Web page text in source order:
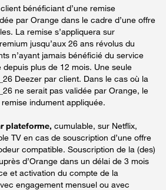
bénéficiant d’une remise
par Orange dans le cadre d’une offre
La remise s’appliquera sur
jusqu’aux 26 ans révolus du
n’ayant jamais bénéficié du service
depuis plus de 12 mois. Une seule
Deezer par client. Dans le cas où la
ne serait pas validée par Orange, le
indument appliquée.
plateforme, cumulable, sur Netflix,
TV en cas de souscription d’une offre
compatible. Souscription de la (des)
d’Orange dans un délai de 3 mois
et activation du compte de la
engagement mensuel ou avec